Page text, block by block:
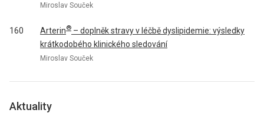
Miroslav Souček
160 Arterin® – doplněk stravy v léčbě dyslipidemie: výsledky
krátkodobého klinického sledování
Miroslav Souček
Aktuality